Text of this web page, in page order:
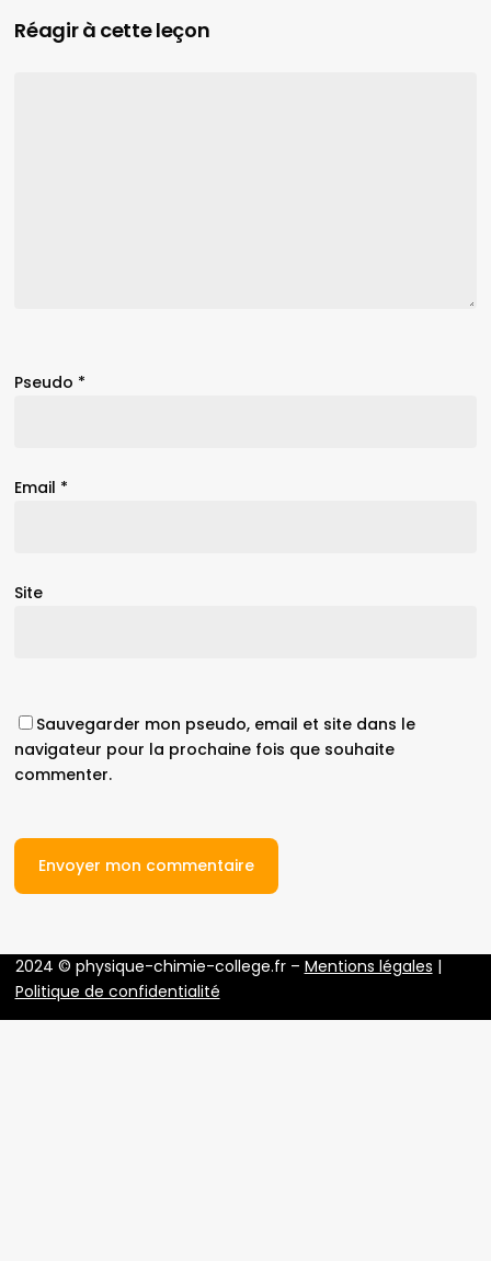
Réagir à cette leçon
Pseudo *
Email *
Site
Sauvegarder mon pseudo, email et site dans le
navigateur pour la prochaine fois que souhaite
commenter.
2024 © physique-chimie-college.fr – Mentions légales |
Politique de confidentialité